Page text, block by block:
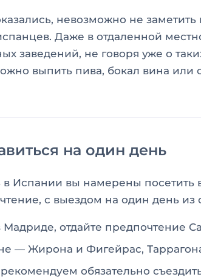
невозможно не
Даже в отдаленной
заведений, не говоря уже о
выпить пива, бокал вина или
на один день
в Испании вы намерены посетить
с выездом на один день из
Мадриде, отдайте предпочтение
— Жирона и Фигейрас,
обязательно